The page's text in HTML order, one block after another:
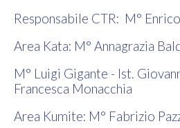
Responsabile CTR: M°
Area Kata: M° Annagrazia
M° Luigi Gigante - Ist.
Francesca Monacchia
Area Kumite: M° Fabrizio